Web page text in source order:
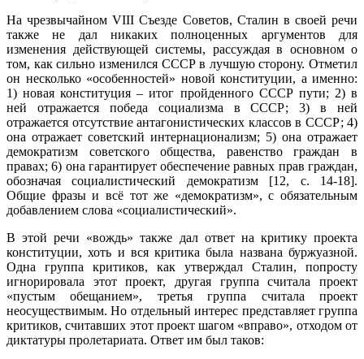
На чрезвычайном VIII Съезде Советов, Сталин в своей речи
также не дал никаких полноценных аргументов для
изменения действующей системы, рассуждая в основном о
том, как сильно изменился СССР в лучшую сторону. Отметил
он несколько «особенностей» новой конституции, а именно:
1) новая конституция – итог пройденного СССР пути; 2) в
ней отражается победа социализма в СССР; 3) в ней
отражается отсутствие антагонистических классов в СССР; 4)
она отражает советский интернационализм; 5) она отражает
демократизм советского общества, равенство граждан в
правах; 6) она гарантирует обеспечение равных прав граждан,
обозначая социалистический демократизм [12, с. 14-18].
Общие фразы и всё тот же «демократизм», с обязательным
добавлением слова «социалистический».
В этой речи «вождь» также дал ответ на критику проекта
конституции, хоть и вся критика была названа буржуазной.
Одна группа критиков, как утверждал Сталин, попросту
игнорировала этот проект, другая группа считала проект
«пустым обещанием», третья группа считала проект
неосуществимым. Но отдельный интерес представляет группа
критиков, считавших этот проект шагом «вправо», отходом от
диктатуры пролетариата. Ответ им был таков: